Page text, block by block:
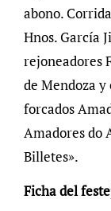
abono.
Hnos. García
rejoneadores
de Mendoza y
forcados
Amadores do
Billetes».
Ficha del